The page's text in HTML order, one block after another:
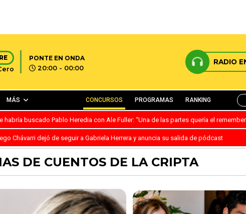
PONTE EN ONDA
20:00 - 00:00
RADIO
MÁS CONCURSOS PROGRAMAS RANKING
habría buscado Pablo Heredia con Ale Fuller: “Una de las partes quería el
Chávarri dejó de seguir a Gabriela Herrera y anuncia su salida de pódcast
DE CUENTOS DE LA CRIPTA